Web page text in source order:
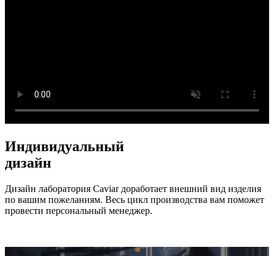
Индивидуальный
дизайн
Дизайн лаборатория Caviar доработает внешний вид изделия
по вашим пожеланиям. Весь цикл производства вам поможет
провести персональный менеджер.